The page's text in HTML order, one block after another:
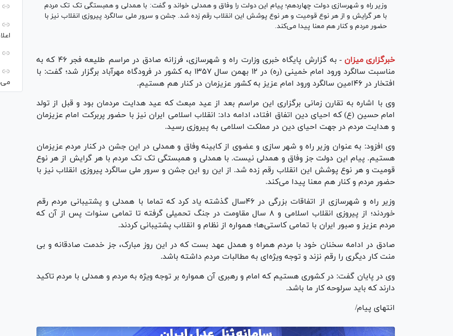
وزیر راه و شهرسازی دولت چهاردهم؛ پیام این دولت را وفاق و همدلی خواند و گفت: با همدلی و همبستگی تک تک مردم
با هر گرایش و از هر نوع قومیت و هر نوع پوشش این انقلاب رقم زده شد. جشن و سرور ملی سالگرد پیروزی انقلاب نیز با
حضور مردم و کنار هم معنا پیدا می‌کند.
خبرگزاری میزان -
به گزارش پایگاه خبری وزارت راه و شهرسازی، فرزانه صادق در مراسم طلیعه فجر ۴۶ که به
مناسبت سالگرد ورود امام خمینی (ره) در ۱۲ بهمن سال ۱۳۵۷ به کشور در فرودگاه مهرآباد برگزار شد؛ گفت: با
افتخار در ۴۶امین سالگرد ورود امام عزیز به کشور عزیزمان در کنار هم هستیم.
وی با اشاره به تقارن زمانی برگزاری این مراسم بعد از عید مبعث که عید هدایت مردمان بود و قبل از تولد
امام حسین (ع) که احیای دین اتفاق افتاد، ادامه داد: انقلاب اسلامی ایران نیز با حضور پربرکت امام عزیزمان
و هدایت مردم در جهت احیای دین در مملکت اسلامی به پیروزی رسید.
وی افزود: به عنوان وزیر راه و شهر سازی و عضوی از کابینه وفاق و همدلی در این جشن در کنار مردم عزیزمان
هستیم. پیام این دولت جز وفاق و همدلی نیست. با همدلی و همبستگی تک تک مردم با هر گرایش از هر نوع
قومیت و هر نوع پوشش این انقلاب رقم زده شد. از این رو این جشن و سرور ملی سالگرد پیروزی انقلاب نیز با
حضور مردم و کنار هم معنا پیدا می‌کند.
وزیر راه و شهرسازی از اتفاقات بزرگی در ۴۶سال گذشته یاد کرد که تماما با همدلی و پشتیبانی مردم رقم
خوردند؛ از پیروزی انقلاب اسلامی و ۸ سال مقاومت در جنگ تحمیلی گرفته تا تمامی سنوات پس از آن که
مردم عزیز و صبور ایران با تمامی کاستی‌ها؛ همواره از نظام و انقلاب پشتیبانی کردند.
صادق در ادامه سخنان خود با مردم همراه و همدل عهد بست که در این روز مبارک، جز خدمت صادقانه و بی
منت کار دیگری را رقم نزند و توجه ویژه‌ای به مطالبات مردم داشته باشد.
وی در پایان گفت: در کشوری هستیم که امام و رهبری آن همواره بر توجه ویژه به مردم و همدلی با مردم تاکید
دارند که باید سرلوحه کار ما باشد.
انتهای پیام/